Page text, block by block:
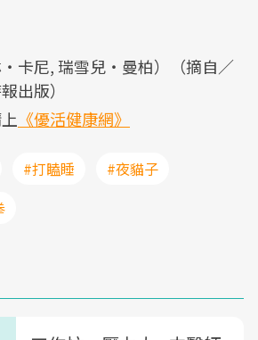
‧卡尼, 瑞雪兒‧曼柏）（摘自／
出版）
《優活健康網》
#打瞌睡
#夜貓子